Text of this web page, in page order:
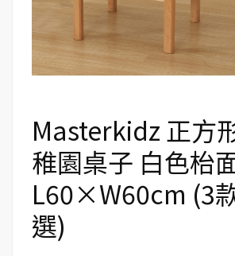
Masterkidz 正方
稚園桌子 白色枱
L60×W60cm (3
選)